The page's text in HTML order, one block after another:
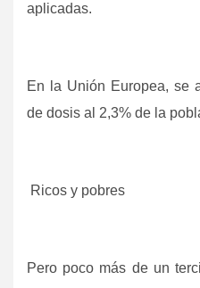
aplicadas.
En la Unión Europea, se
de dosis al 2,3% de la
Ricos y pobres
Pero poco más de un